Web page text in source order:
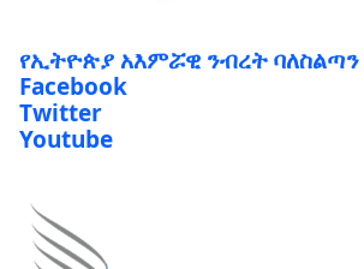
የኢትዮጵያ አእምሯዊ ንብረት ባለስልጣን
Facebook
Twitter
Youtube